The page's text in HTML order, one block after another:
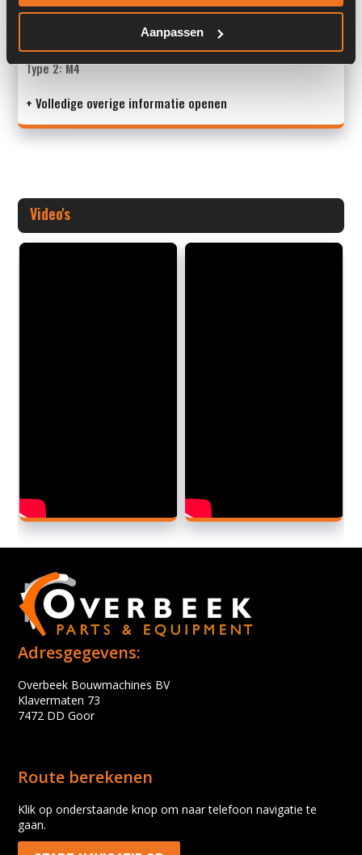
Aanpassen
Stock number: 7461-001
Brand: Bondioli & Pavesi
Type 1: M4PV37-37D238AR3BRHP-615
Type 2: M4
+ Volledige overige informatie openen
Video's
Adresgegevens:
Overbeek Bouwmachines BV
Klavermaten 73
7472 DD Goor
Route berekenen
Klik op onderstaande knop om naar telefoon navigatie te
gaan.